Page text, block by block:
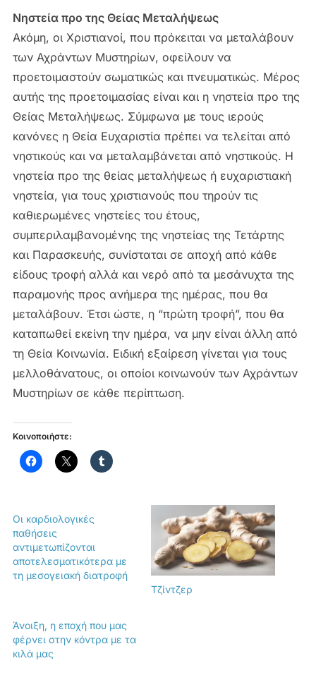
Νηστεία προ της Θείας Μεταλήψεως
Ακόμη, οι Χριστιανοί, που πρόκειται να μεταλάβουν
των Αχράντων Μυστηρίων, οφείλουν να
προετοιμαστούν σωματικώς και πνευματικώς. Μέρος
αυτής της προετοιμασίας είναι και η νηστεία προ της
Θείας Μεταλήψεως. Σύμφωνα με τους ιερούς
κανόνες η Θεία Ευχαριστία πρέπει να τελείται από
νηστικούς και να μεταλαμβάνεται από νηστικούς. Η
νηστεία προ της θείας μεταλήψεως ή ευχαριστιακή
νηστεία, για τους χριστιανούς που τηρούν τις
καθιερωμένες νηστείες του έτους,
συμπεριλαμβανομένης της νηστείας της Τετάρτης
και Παρασκευής, συνίσταται σε αποχή από κάθε
είδους τροφή αλλά και νερό από τα μεσάνυχτα της
παραμονής προς ανήμερα της ημέρας, που θα
μεταλάβουν. Έτσι ώστε, η “πρώτη τροφή”, που θα
καταπωθεί εκείνη την ημέρα, να μην είναι άλλη από
τη Θεία Κοινωνία. Ειδική εξαίρεση γίνεται για τους
μελλοθάνατους, οι οποίοι κοινωνούν των Αχράντων
Μυστηρίων σε κάθε περίπτωση.
Κοινοποιήστε:
Οι καρδιολογικές
παθήσεις
αντιμετωπίζονται
αποτελεσματικότερα με
τη μεσογειακή διατροφή
Tζίντζερ
Άνοιξη, η εποχή που μας
φέρνει στην κόντρα με τα
κιλά μας